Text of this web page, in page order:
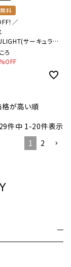
料
！／
サーキュライ
ーズ 引掛けモデル
【SH】
ろ
格が高い順
29件中 1-20件表示
1
2